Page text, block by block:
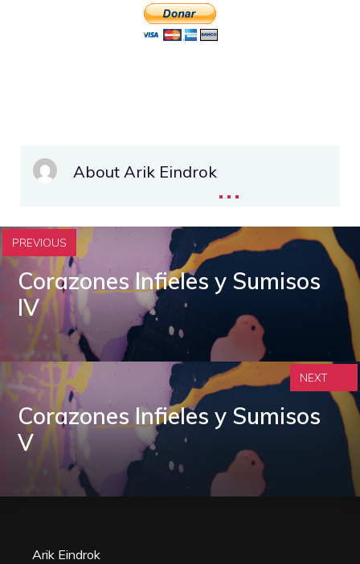
About Arik Eindrok...
PREVIOUS
Corazones Infieles y Sumisos
IV
Corazones Infieles y Sumisos
V
NEXT
Arik Eindrok